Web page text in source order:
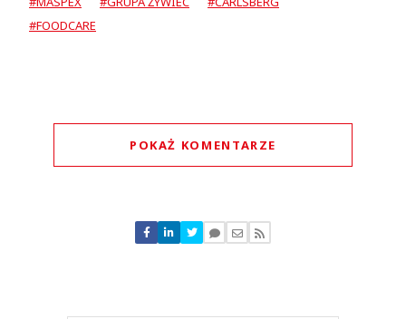
#FOODCARE
POKAŻ KOMENTARZE
Nie znaleziono komentarzy
Zostaw swoje komentarze